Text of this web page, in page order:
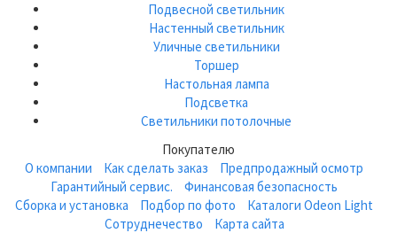
Подвесной светильник
Настенный светильник
Уличные светильники
Торшер
Настольная лампа
Подсветка
Светильники потолочные
Покупателю
О компании
Как сделать заказ
Предпродажный осмотр
Гарантийный сервис.
Финансовая безопасность
Сборка и установка
Подбор по фото
Каталоги Odeon Light
Сотруднечество
Карта сайта